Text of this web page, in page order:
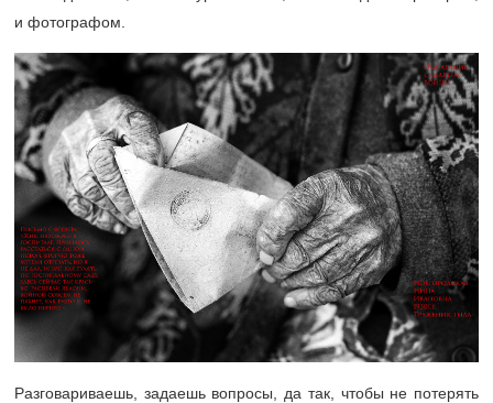
и фотографом.
Разговариваешь, задаешь вопросы, да так, чтобы не потерять